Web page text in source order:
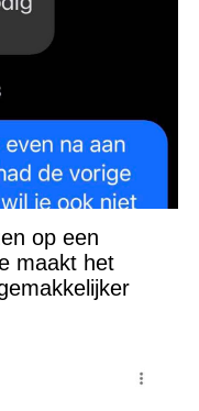
op een
maakt het